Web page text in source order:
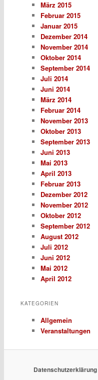
März 2015
Februar 2015
Januar 2015
Dezember 2014
November 2014
Oktober 2014
September 2014
Juli 2014
Juni 2014
März 2014
Februar 2014
November 2013
Oktober 2013
September 2013
Juni 2013
Mai 2013
April 2013
Februar 2013
Dezember 2012
November 2012
Oktober 2012
September 2012
August 2012
Juli 2012
Juni 2012
Mai 2012
April 2012
KATEGORIEN
Allgemein
Veranstaltungen
Datenschutzerklärung